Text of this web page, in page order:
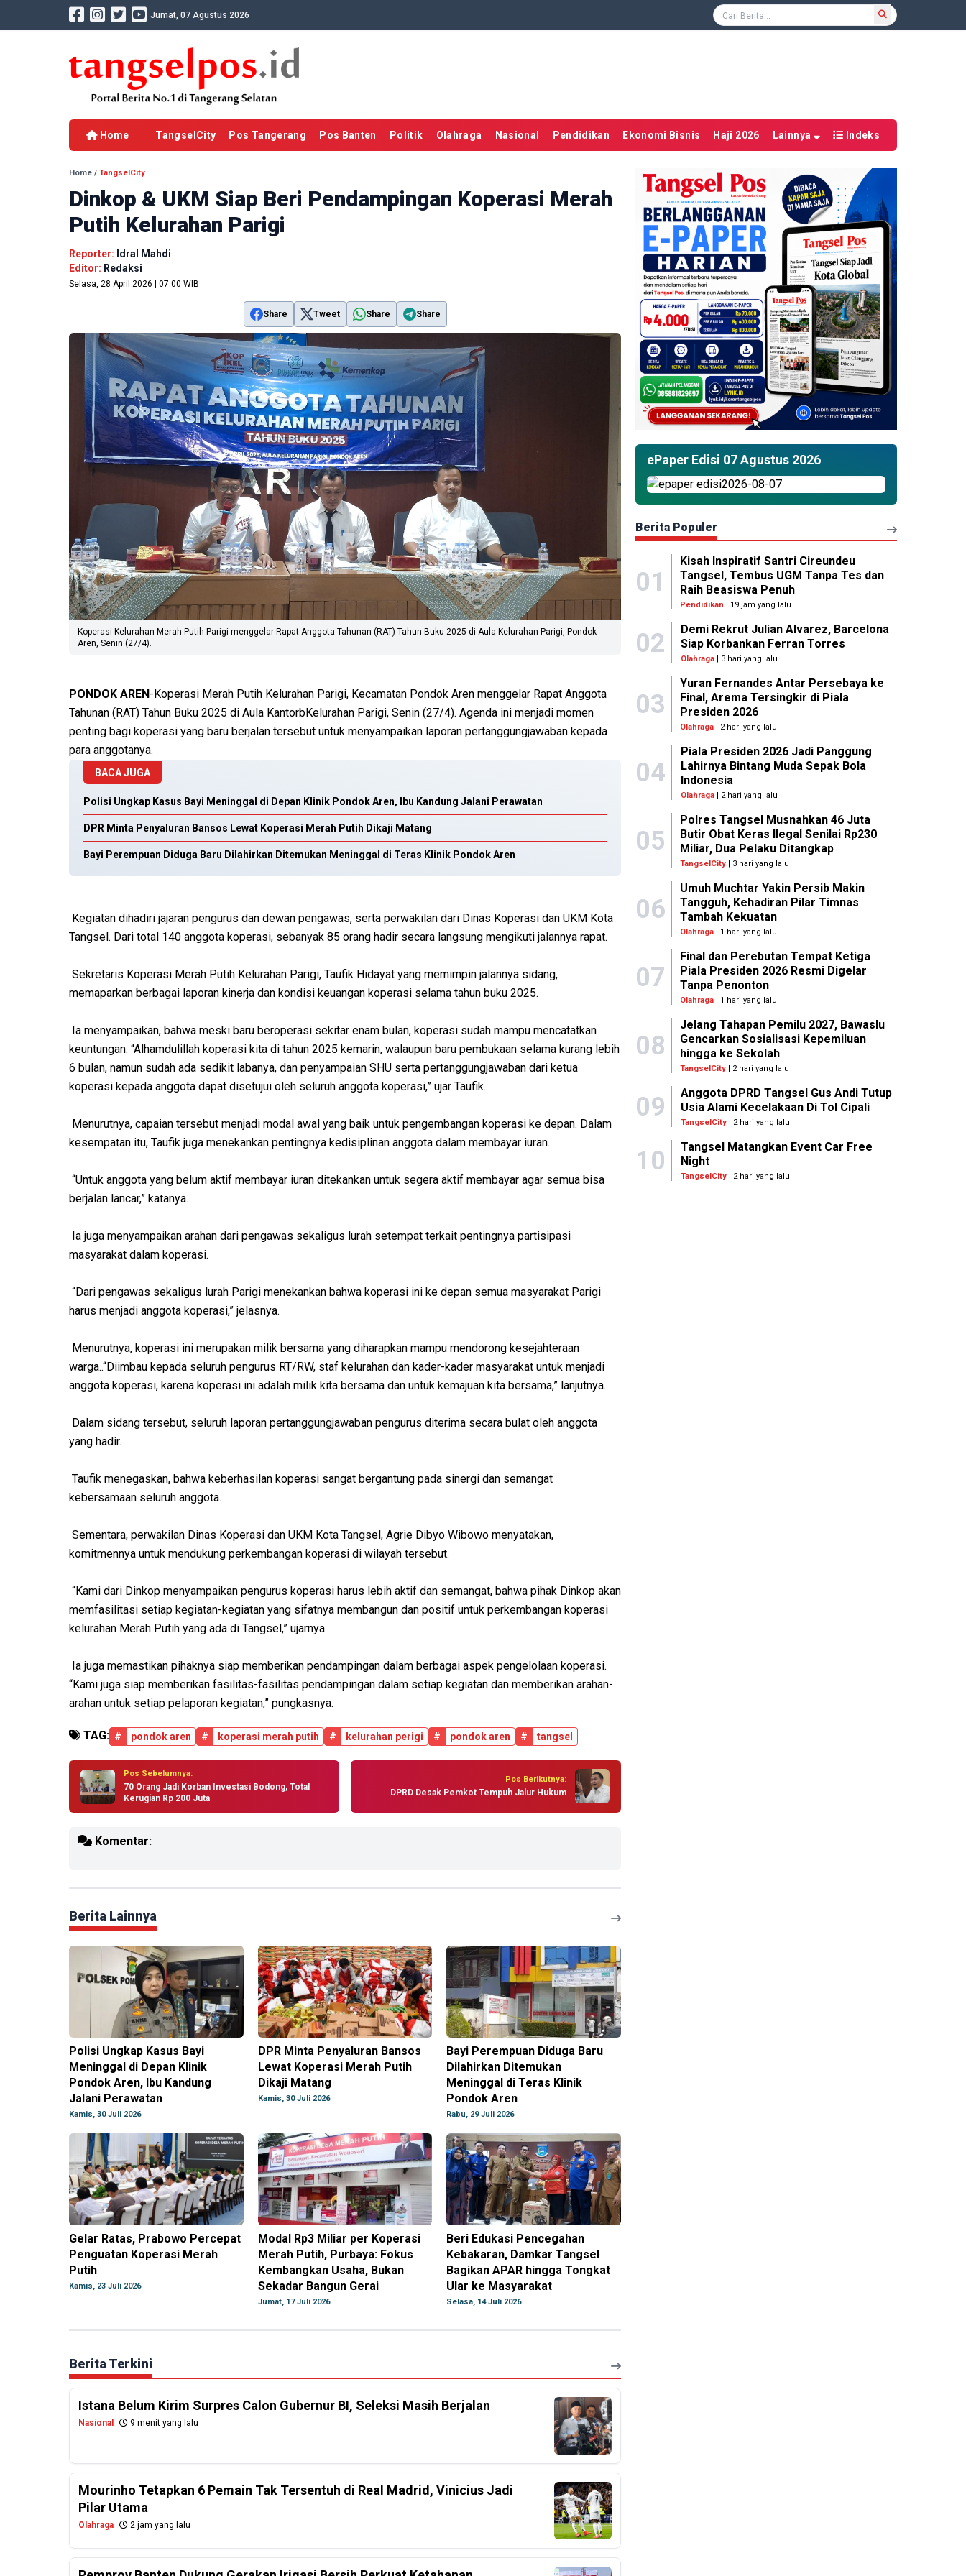
Jumat, 07 Agustus 2026
Home TangselCity Pos Tangerang Pos Banten Politik Olahraga Nasional Pendidikan Ekonomi Bisnis Haji 2026 Lainnya Indeks
Home / TangselCity
Dinkop & UKM Siap Beri Pendampingan Koperasi Merah
Putih Kelurahan Parigi
Reporter: Idral Mahdi
Editor: Redaksi
Selasa, 28 April 2026 | 07:00 WIB
Share Tweet Share Share
Koperasi Kelurahan Merah Putih Parigi menggelar Rapat Anggota Tahunan (RAT) Tahun Buku 2025 di Aula Kelurahan Parigi, Pondok
Aren, Senin (27/4).
PONDOK AREN -Koperasi Merah Putih Kelurahan Parigi, Kecamatan Pondok Aren menggelar Rapat Anggota
Tahunan (RAT) Tahun Buku 2025 di Aula KantorbKelurahan Parigi, Senin (27/4). Agenda ini menjadi momen
penting bagi koperasi yang baru berjalan tersebut untuk menyampaikan laporan pertanggungjawaban kepada
para anggotanya.
BACA JUGA
Polisi Ungkap Kasus Bayi Meninggal di Depan Klinik Pondok Aren, Ibu Kandung Jalani Perawatan
DPR Minta Penyaluran Bansos Lewat Koperasi Merah Putih Dikaji Matang
Bayi Perempuan Diduga Baru Dilahirkan Ditemukan Meninggal di Teras Klinik Pondok Aren
Kegiatan dihadiri jajaran pengurus dan dewan pengawas, serta perwakilan dari Dinas Koperasi dan UKM Kota
Tangsel. Dari total 140 anggota koperasi, sebanyak 85 orang hadir secara langsung mengikuti jalannya rapat.
Sekretaris Koperasi Merah Putih Kelurahan Parigi, Taufik Hidayat yang memimpin jalannya sidang,
memaparkan berbagai laporan kinerja dan kondisi keuangan koperasi selama tahun buku 2025.
Ia menyampaikan, bahwa meski baru beroperasi sekitar enam bulan, koperasi sudah mampu mencatatkan
keuntungan. “Alhamdulillah koperasi kita di tahun 2025 kemarin, walaupun baru pembukaan selama kurang lebih
6 bulan, namun sudah ada sedikit labanya, dan penyampaian SHU serta pertanggungjawaban dari ketua
koperasi kepada anggota dapat disetujui oleh seluruh anggota koperasi,” ujar Taufik.
Menurutnya, capaian tersebut menjadi modal awal yang baik untuk pengembangan koperasi ke depan. Dalam
kesempatan itu, Taufik juga menekankan pentingnya kedisiplinan anggota dalam membayar iuran.
“Untuk anggota yang belum aktif membayar iuran ditekankan untuk segera aktif membayar agar semua bisa
berjalan lancar,” katanya.
Ia juga menyampaikan arahan dari pengawas sekaligus lurah setempat terkait pentingnya partisipasi
masyarakat dalam koperasi.
“Dari pengawas sekaligus lurah Parigi menekankan bahwa koperasi ini ke depan semua masyarakat Parigi
harus menjadi anggota koperasi,” jelasnya.
Menurutnya, koperasi ini merupakan milik bersama yang diharapkan mampu mendorong kesejahteraan
warga..“Diimbau kepada seluruh pengurus RT/RW, staf kelurahan dan kader-kader masyarakat untuk menjadi
anggota koperasi, karena koperasi ini adalah milik kita bersama dan untuk kemajuan kita bersama,” lanjutnya.
Dalam sidang tersebut, seluruh laporan pertanggungjawaban pengurus diterima secara bulat oleh anggota
yang hadir.
Taufik menegaskan, bahwa keberhasilan koperasi sangat bergantung pada sinergi dan semangat
kebersamaan seluruh anggota.
Sementara, perwakilan Dinas Koperasi dan UKM Kota Tangsel, Agrie Dibyo Wibowo menyatakan,
komitmennya untuk mendukung perkembangan koperasi di wilayah tersebut.
“Kami dari Dinkop menyampaikan pengurus koperasi harus lebih aktif dan semangat, bahwa pihak Dinkop akan
memfasilitasi setiap kegiatan-kegiatan yang sifatnya membangun dan positif untuk perkembangan koperasi
kelurahan Merah Putih yang ada di Tangsel,” ujarnya.
Ia juga memastikan pihaknya siap memberikan pendampingan dalam berbagai aspek pengelolaan koperasi.
“Kami juga siap memberikan fasilitas-fasilitas pendampingan dalam setiap kegiatan dan memberikan arahan-
arahan untuk setiap pelaporan kegiatan,” pungkasnya.
TAG: # pondok aren # koperasi merah putih # kelurahan perigi # pondok aren # tangsel
Pos Sebelumnya:
70 Orang Jadi Korban Investasi Bodong, Total
Kerugian Rp 200 Juta
Pos Berikutnya:
DPRD Desak Pemkot Tempuh Jalur Hukum
Komentar:
Berita Lainnya
Polisi Ungkap Kasus Bayi
Meninggal di Depan Klinik
Pondok Aren, Ibu Kandung
Jalani Perawatan
Kamis, 30 Juli 2026
DPR Minta Penyaluran Bansos
Lewat Koperasi Merah Putih
Dikaji Matang
Kamis, 30 Juli 2026
Bayi Perempuan Diduga Baru
Dilahirkan Ditemukan
Meninggal di Teras Klinik
Pondok Aren
Rabu, 29 Juli 2026
Gelar Ratas, Prabowo Percepat
Penguatan Koperasi Merah
Putih
Kamis, 23 Juli 2026
Modal Rp3 Miliar per Koperasi
Merah Putih, Purbaya: Fokus
Kembangkan Usaha, Bukan
Sekadar Bangun Gerai
Jumat, 17 Juli 2026
Beri Edukasi Pencegahan
Kebakaran, Damkar Tangsel
Bagikan APAR hingga Tongkat
Ular ke Masyarakat
Selasa, 14 Juli 2026
Berita Terkini
Istana Belum Kirim Surpres Calon Gubernur BI, Seleksi Masih Berjalan
Nasional 9 menit yang lalu
Mourinho Tetapkan 6 Pemain Tak Tersentuh di Real Madrid, Vinicius Jadi
Pilar Utama
Olahraga 2 jam yang lalu
ePaper Edisi 07 Agustus 2026
Berita Populer
01
Kisah Inspiratif Santri Cireundeu
Tangsel, Tembus UGM Tanpa Tes dan
Raih Beasiswa Penuh
Pendidikan | 19 jam yang lalu
02
Demi Rekrut Julian Alvarez, Barcelona
Siap Korbankan Ferran Torres
Olahraga| 3 hari yang lalu
03
Yuran Fernandes Antar Persebaya ke
Final, Arema Tersingkir di Piala
Presiden 2026
Olahraga | 2 hari yang lalu
04
Piala Presiden 2026 Jadi Panggung
Lahirnya Bintang Muda Sepak Bola
Indonesia
Olahraga| 2 hari yang lalu
05
Polres Tangsel Musnahkan 46 Juta
Butir Obat Keras Ilegal Senilai Rp230
Miliar, Dua Pelaku Ditangkap
TangselCity | 3 hari yang lalu
06
Umuh Muchtar Yakin Persib Makin
Tangguh, Kehadiran Pilar Timnas
Tambah Kekuatan
Olahraga | 1 hari yang lalu
07
Final dan Perebutan Tempat Ketiga
Piala Presiden 2026 Resmi Digelar
Tanpa Penonton
Olahraga | 1 hari yang lalu
08
Jelang Tahapan Pemilu 2027, Bawaslu
Gencarkan Sosialisasi Kepemiluan
hingga ke Sekolah
TangselCity | 2 hari yang lalu
09
Anggota DPRD Tangsel Gus Andi Tutup
Usia Alami Kecelakaan Di Tol Cipali
TangselCity| 2 hari yang lalu
10
Tangsel Matangkan Event Car Free
Night
TangselCity| 2 hari yang lalu